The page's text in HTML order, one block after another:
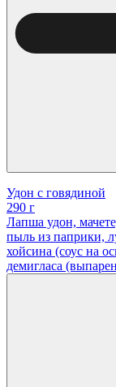
Удон с говядиной
290 г
Лапша удон,
пыль из паприки,
хойсина (соус на
демигласа